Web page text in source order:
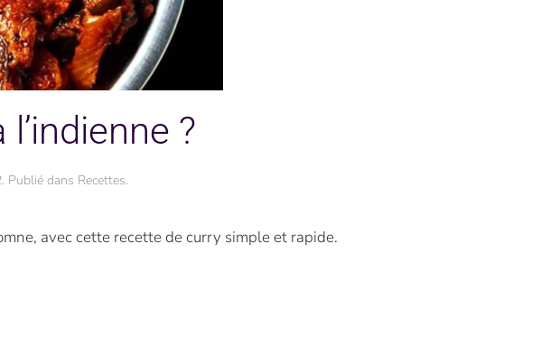
?
. Publié dans Recettes.
avec cette recette de curry simple et rapide.